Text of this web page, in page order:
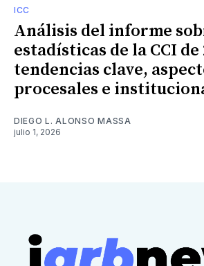
ICC
Análisis del informe
estadísticas de la CCI de
tendencias clave,
procesales e
DIEGO L. ALONSO MASSA
julio 1, 2026